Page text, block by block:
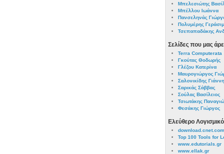
Μπελεσιώτης
Μπέλλου Ιωάννα
Πανσεληνάς
Πολυμέρης
Τσεπαπαδάκης
Σελίδες που μας
Terra Computerata
Γκούτας Θοδωρής
Γλέζου Κατερίνα
Μαυρογιώργος
Σαλονικίδης
Σαρικάς Σάββας
Σούλας Βασίλειος
Τσιωτάκης
Φεσάκης Γιώργος
Ελεύθερο Λογισμικό
Top 100 Tools for
www.edutorials.gr
www.ellak.gr